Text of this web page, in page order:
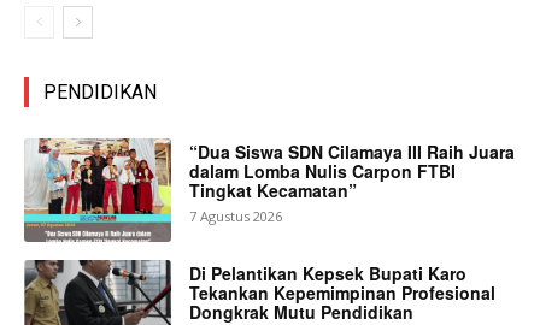
PENDIDIKAN
“Dua Siswa SDN Cilamaya III Raih Juara
dalam Lomba Nulis Carpon FTBI
Tingkat Kecamatan”
7 Agustus 2026
Di Pelantikan Kepsek Bupati Karo
Tekankan Kepemimpinan Profesional
Dongkrak Mutu Pendidikan